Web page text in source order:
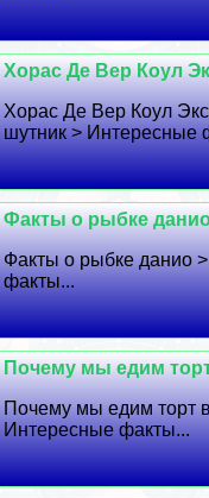
Хорас Де Вер Коул
Хорас Де Вер Коул
шутник > Интересные
Факты о рыбке
Факты о рыбке данио
факты...
Почему мы едим
Почему мы едим торт
Интересные факты...